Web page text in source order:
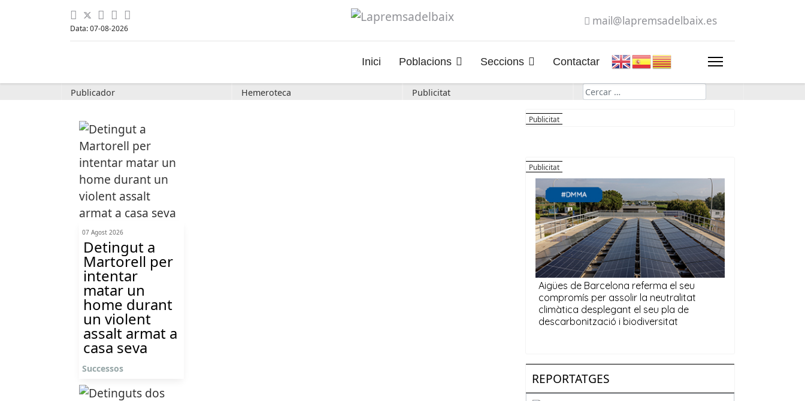
Data: 07-08-2026
mail@lapremsadelbaix.es
Inici Poblacions Seccions Contactar
Publicador Hemeroteca Publicitat Cerca
07 Agost 2026
Detingut a
Martorell per
intentar
matar un
home durant
un violent
assalt armat a
casa seva
Successos
REPORTATGES